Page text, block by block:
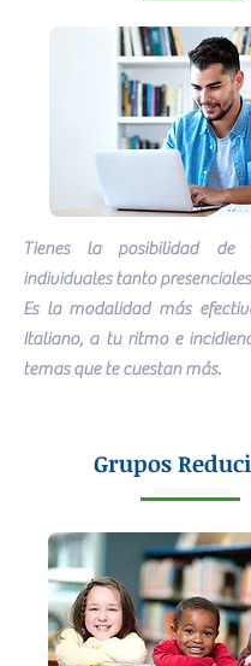
Tienes la posibilidad de
individuales tanto
Es la modalidad más
Italiano, a tu ritmo e
temas que te cuestan más.
Grupos